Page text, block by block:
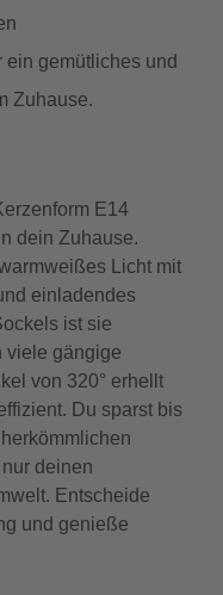
ein gemütliches und
Zuhause.
E14
dein Zuhause.
Licht mit
einladendes
ist sie
viele gängige
von 320° erhellt
Du sparst bis
deinen
Entscheide
und genieße